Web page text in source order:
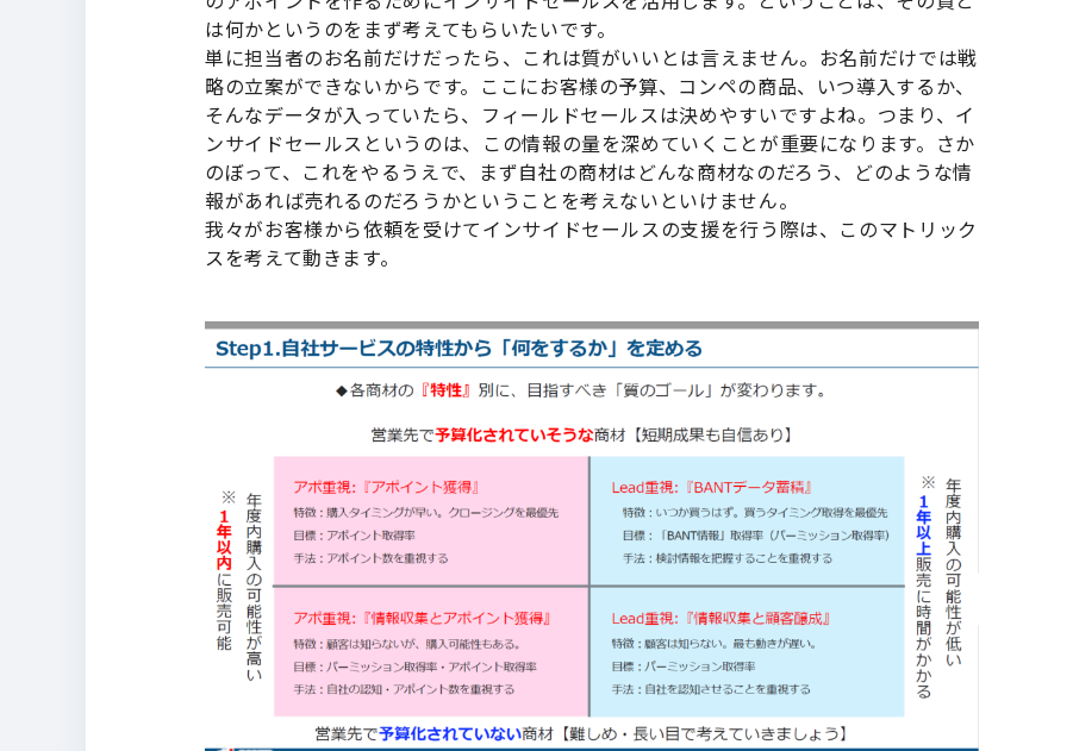
は何かというのをまず考えてもらいたいです。
単に担当者のお名前だけだったら、これは質がいいとは言えません。お名前だけでは戦
略の立案ができないからです。ここにお客様の予算、コンペの商品、いつ導入するか、
そんなデータが入っていたら、フィールドセールスは決めやすいですよね。つまり、イ
ンサイドセールスというのは、この情報の量を深めていくことが重要になります。さか
のぼって、これをやるうえで、まず自社の商材はどんな商材なのだろう、どのような情
報があれば売れるのだろうかということを考えないといけません。
我々がお客様から依頼を受けてインサイドセールスの支援を行う際は、このマトリック
スを考えて動きます。